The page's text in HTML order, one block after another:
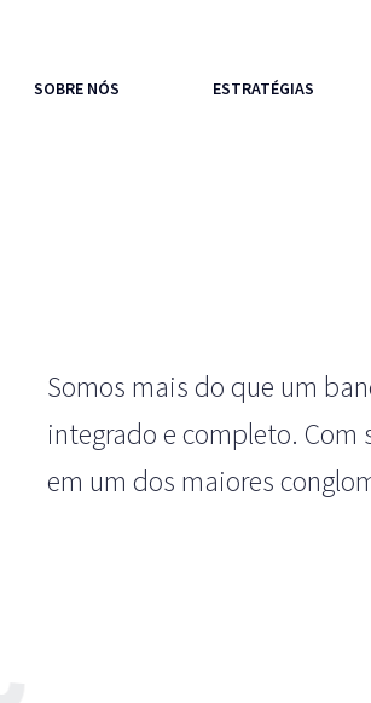
SOBRE NÓS ESTRATÉGIAS
Somos mais do que um
integrado e completo.
em um dos maiores